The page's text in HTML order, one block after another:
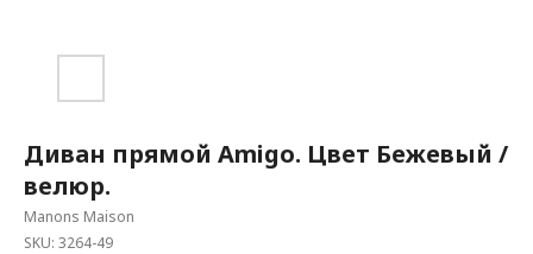
Диван прямой Amigo. Цвет Бежевый /
велюр.
Manons Maison
SKU: 3264-49